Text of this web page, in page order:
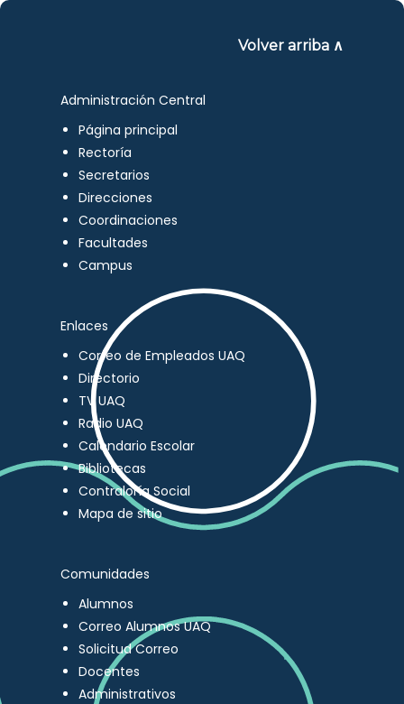
Volver arriba ∧
Administración Central
Página principal
Rectoría
Secretarios
Direcciones
Coordinaciones
Facultades
Campus
Enlaces
Correo de Empleados UAQ
Directorio
TV UAQ
Radio UAQ
Calendario Escolar
Bibliotecas
Contraloría Social
Mapa de sitio
Comunidades
Alumnos
Correo Alumnos UAQ
Solicitud Correo
Docentes
Administrativos